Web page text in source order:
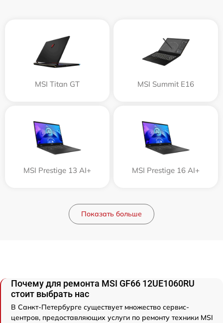
MSI Titan GT MSI Summit E16
MSI Prestige 13 AI+ MSI Prestige 16 AI+
Показать больше
Почему для ремонта MSI GF66 12UE1060RU
стоит выбрать нас
В Санкт-Петербурге существует множество сервис-
центров, предоставляющих услуги по ремонту техники MSI